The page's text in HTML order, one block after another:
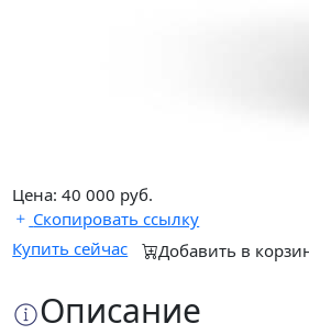
Цена:40 000 руб.
Скопировать ссылку
Купить сейчас
Добавить в
Описание